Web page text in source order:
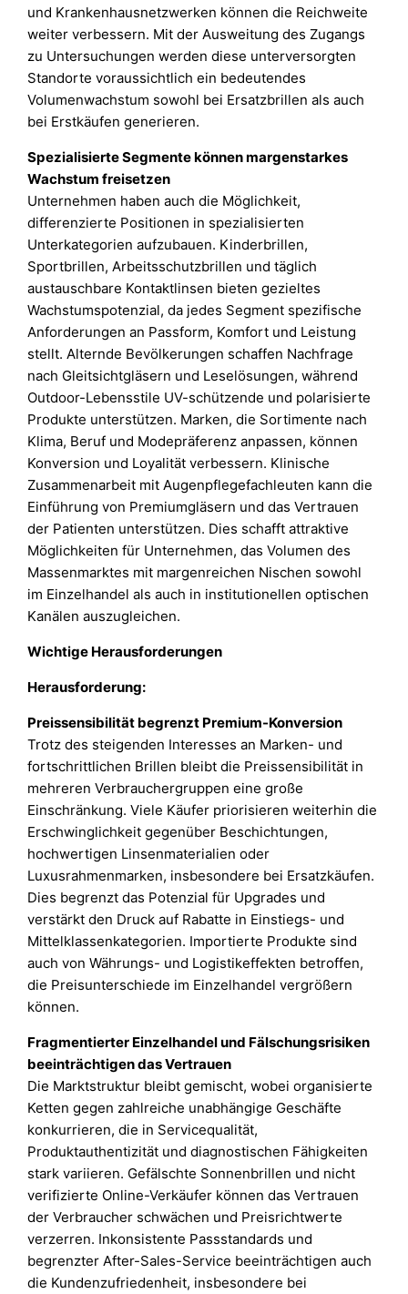
und Krankenhausnetzwerken können die Reichweite
weiter verbessern. Mit der Ausweitung des Zugangs
zu Untersuchungen werden diese unterversorgten
Standorte voraussichtlich ein bedeutendes
Volumenwachstum sowohl bei Ersatzbrillen als auch
bei Erstkäufen generieren.
Spezialisierte Segmente können margenstarkes
Wachstum freisetzen
Unternehmen haben auch die Möglichkeit,
differenzierte Positionen in spezialisierten
Unterkategorien aufzubauen. Kinderbrillen,
Sportbrillen, Arbeitsschutzbrillen und täglich
austauschbare Kontaktlinsen bieten gezieltes
Wachstumspotenzial, da jedes Segment spezifische
Anforderungen an Passform, Komfort und Leistung
stellt. Alternde Bevölkerungen schaffen Nachfrage
nach Gleitsichtgläsern und Leselösungen, während
Outdoor-Lebensstile UV-schützende und polarisierte
Produkte unterstützen. Marken, die Sortimente nach
Klima, Beruf und Modepräferenz anpassen, können
Konversion und Loyalität verbessern. Klinische
Zusammenarbeit mit Augenpflegefachleuten kann die
Einführung von Premiumgläsern und das Vertrauen
der Patienten unterstützen. Dies schafft attraktive
Möglichkeiten für Unternehmen, das Volumen des
Massenmarktes mit margenreichen Nischen sowohl
im Einzelhandel als auch in institutionellen optischen
Kanälen auszugleichen.
Wichtige Herausforderungen
Herausforderung:
Preissensibilität begrenzt Premium-Konversion
Trotz des steigenden Interesses an Marken- und
fortschrittlichen Brillen bleibt die Preissensibilität in
mehreren Verbrauchergruppen eine große
Einschränkung. Viele Käufer priorisieren weiterhin die
Erschwinglichkeit gegenüber Beschichtungen,
hochwertigen Linsenmaterialien oder
Luxusrahmenmarken, insbesondere bei Ersatzkäufen.
Dies begrenzt das Potenzial für Upgrades und
verstärkt den Druck auf Rabatte in Einstiegs- und
Mittelklassenkategorien. Importierte Produkte sind
auch von Währungs- und Logistikeffekten betroffen,
die Preisunterschiede im Einzelhandel vergrößern
können.
Fragmentierter Einzelhandel und Fälschungsrisiken
beeinträchtigen das Vertrauen
Die Marktstruktur bleibt gemischt, wobei organisierte
Ketten gegen zahlreiche unabhängige Geschäfte
konkurrieren, die in Servicequalität,
Produktauthentizität und diagnostischen Fähigkeiten
stark variieren. Gefälschte Sonnenbrillen und nicht
verifizierte Online-Verkäufer können das Vertrauen
der Verbraucher schwächen und Preisrichtwerte
verzerren. Inkonsistente Passstandards und
begrenzter After-Sales-Service beeinträchtigen auch
die Kundenzufriedenheit, insbesondere bei